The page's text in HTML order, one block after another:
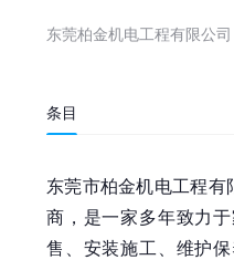
东莞柏金机电工程有限公司
条目
东莞市柏金机电工程有
商，是一家多年致力
售、安装施工、维护